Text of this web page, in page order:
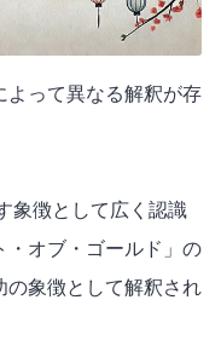
よって異なる解釈が存
象徴として広く認識
・オブ・ゴールド」の
の象徴として解釈され